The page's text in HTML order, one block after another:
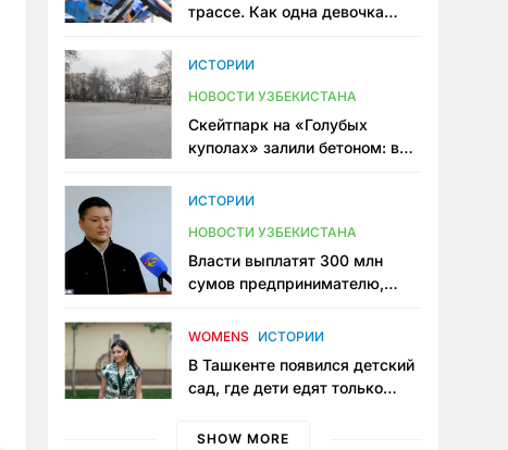
трассе. Как одна девочка
Узбекистане
ИСТОРИИ
НОВОСТИ УЗБЕКИСТАНА
Скейтпарк на «Голубых
куполах» залили бетоном: в
одно общественное
ИСТОРИИ
НОВОСТИ УЗБЕКИСТАНА
Власти выплатят 300 млн
сумов предпринимателю,
тюрьме по незаконному
WOMENS ИСТОРИИ
В Ташкенте появился детский
сад, где дети едят только
мама, которая устала просить
SHOW MORE